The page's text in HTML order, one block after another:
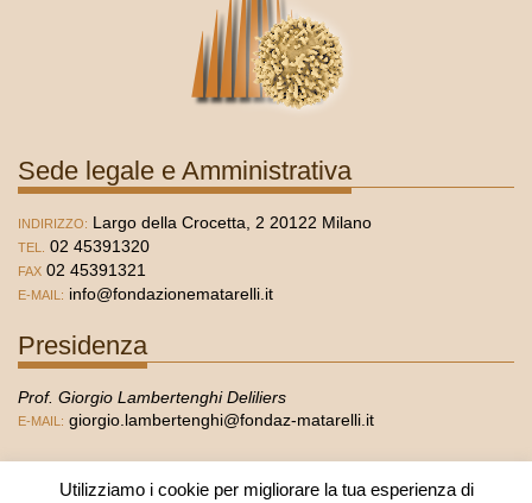
Sede legale e Amministrativa
INDIRIZZO: Largo della Crocetta, 2 20122 Milano
TEL. 02 45391320
FAX 02 45391321
E-MAIL: info@fondazionematarelli.it
Presidenza
Prof. Giorgio Lambertenghi Deliliers
E-MAIL: giorgio.lambertenghi@fondaz-matarelli.it
Segreteria
Utilizziamo i cookie per migliorare la tua esperienza di